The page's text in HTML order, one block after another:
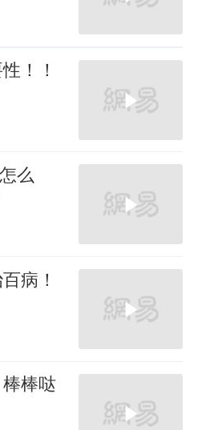
！！
么
病！
棒哒